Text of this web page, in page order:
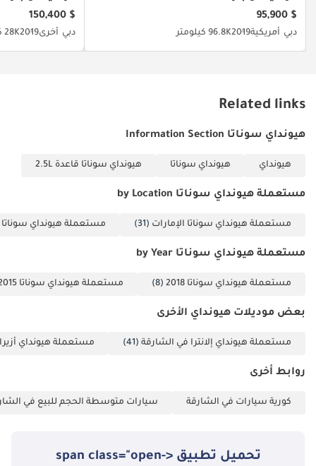
$ 95,900
دبي أمريكية201996.8K كيلومتر
$ 150,400
دبي أخرى201928K كيلومتر
Related links
هيونداي سوناتا Information Section
هيونداي هيونداي سوناتا هيونداي سوناتا قاعدة 2.5L
مستعملة هيونداي سوناتا by Location
مستعملة هيونداي سوناتا الإمارات (31) مستعملة هيونداي سوناتا
مستعملة هيونداي سوناتا by Year
مستعملة هيونداي سوناتا 2018 (8) مستعملة هيونداي سوناتا 2015
بعض موديلات هيونداي الأخرى
مستعملة هيونداي إلانترا في الشارقة (41) مستعملة هيونداي
روابط أخرى
كورية سيارات في الشارقة سيارات متوسطة الحجم للبيع في
تحميل تطبيق <span class="open-